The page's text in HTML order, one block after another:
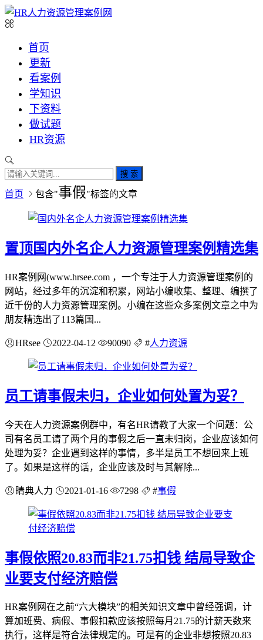
首页
更新
看案例
学知识
下资料
做试题
HR资源
搜 索
首页 包含"事假"标签的文章
置顶 国内外名企人力资源管理案例精选集
HR案例网(www.hrsee.com ，一个专注于人力资源管理案例的
网站，经过多年的沉淀和积累，网站小编收集、整理、编撰了
近千份的人力资源管理案例。小编在这些众多案例文章之中为
朋友精选出了113篇国...
HRsee 2022-04-12 90090 #人力资源
员工请事假未归，企业如何处置为妥？
今天在人力资源案例群中，有名HR请教了大家一个问题：公
司有名员工请了两个月的事假之后一直未归岗，企业应该如何
处理为妥？企业遇到这样的事情，多半是员工不想回来上班
了。如果是这样的话，企业应该及时与其解除...
睛典人力 2021-01-16 7298 #事假
事假依照20.83而非21.75扣钱 结局导致企
业要支付经济赔偿
HR案例网在之前“六大模块”的相关知识文章中曾经强调，计
算加班费、病假、事假扣款应该按照每月21.75的计薪天数来
执行，这样是符合法律规定的。可是有的企业非想按照20.83